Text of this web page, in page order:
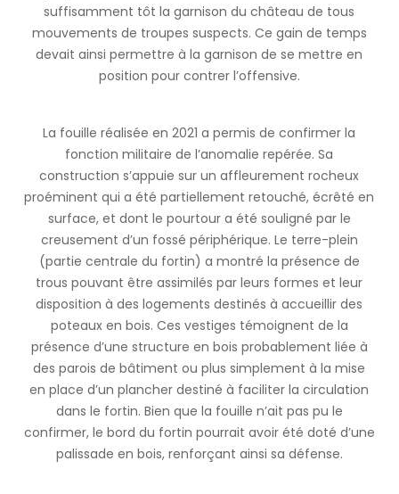
suffisamment tôt la garnison du château de tous
mouvements de troupes suspects. Ce gain de temps
devait ainsi permettre à la garnison de se mettre en
position pour contrer l’offensive.
La fouille réalisée en 2021 a permis de confirmer la
fonction militaire de l’anomalie repérée. Sa
construction s’appuie sur un affleurement rocheux
proéminent qui a été partiellement retouché, écrêté en
surface, et dont le pourtour a été souligné par le
creusement d’un fossé périphérique. Le terre-plein
(partie centrale du fortin) a montré la présence de
trous pouvant être assimilés par leurs formes et leur
disposition à des logements destinés à accueillir des
poteaux en bois. Ces vestiges témoignent de la
présence d’une structure en bois probablement liée à
des parois de bâtiment ou plus simplement à la mise
en place d’un plancher destiné à faciliter la circulation
dans le fortin. Bien que la fouille n’ait pas pu le
confirmer, le bord du fortin pourrait avoir été doté d’une
palissade en bois, renforçant ainsi sa défense.